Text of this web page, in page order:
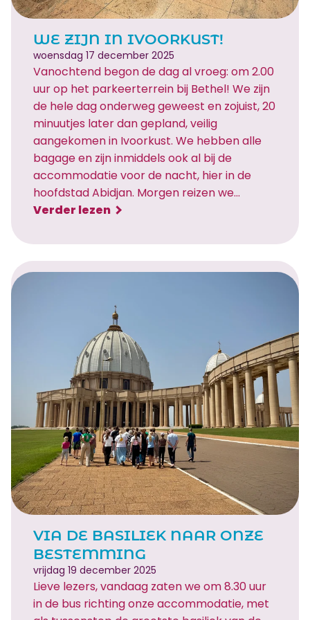
e
e
i
s
v
e
r
s
l
a
g
e
u
v
o
o
r
k
u
s
t
!
WE ZIJN IN IVOORKUST!
woensdag 17 december 2025
Vanochtend begon de dag al vroeg: om 2.00
uur op het parkeerterrein bij Bethel! We zijn
de hele dag onderweg geweest en zojuist, 20
minuutjes later dan gepland, veilig
aangekomen in Ivoorkust. We hebben alle
bagage en zijn inmiddels ook al bij de
accommodatie voor de nacht, hier in de
hoofdstad Abidjan. Morgen reizen we…
Verder lezen:
e
z
n
i
n
I
v
o
o
r
k
u
s
t
VIA DE BASILIEK NAAR ONZE
BESTEMMING
vrijdag 19 december 2025
Lieve lezers, vandaag zaten we om 8.30 uur
in de bus richting onze accommodatie, met